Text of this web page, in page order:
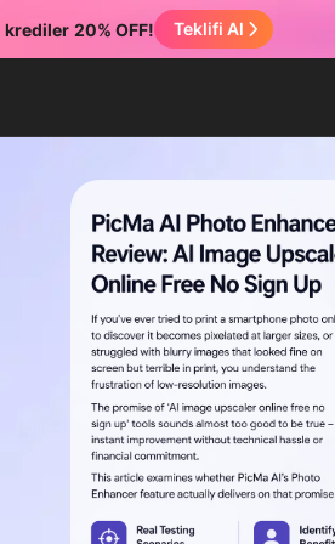
krediler 20% OFF! Teklifi Al